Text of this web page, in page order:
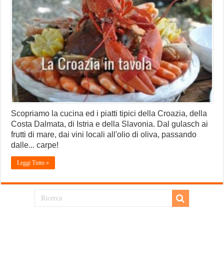
Scopriamo la cucina ed i piatti tipici della Croazia, della
Costa Dalmata, di Istria e della Slavonia. Dal gulasch ai
frutti di mare, dai vini locali all'olio di oliva, passando
dalle... carpe!
Leggi Tutto »